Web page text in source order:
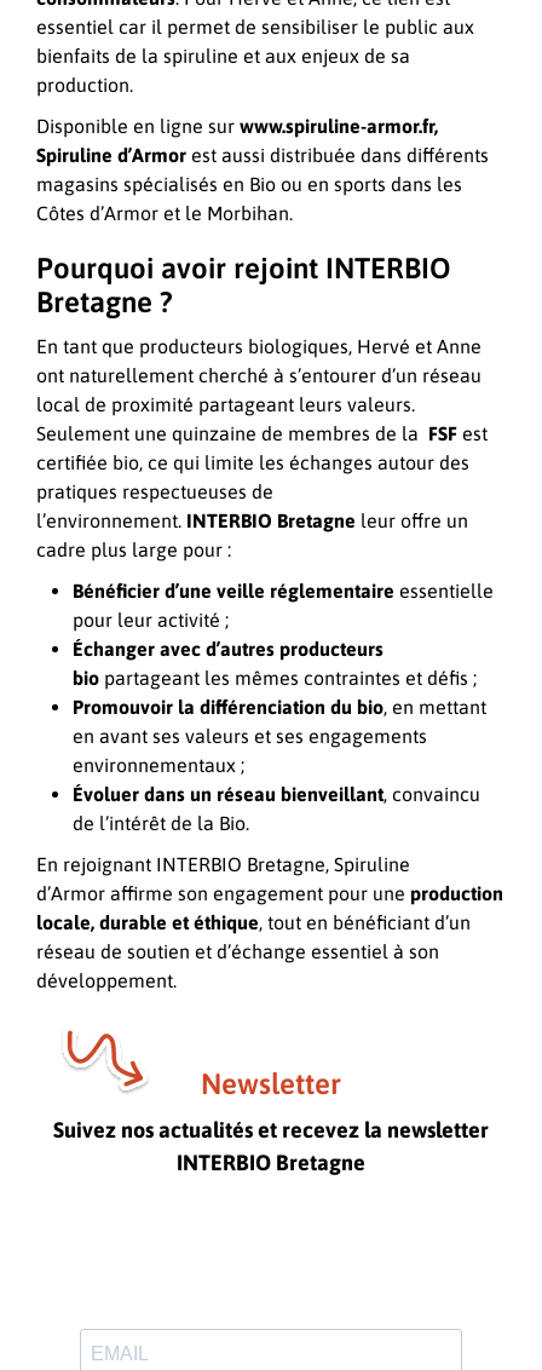
essentiel car il permet de sensibiliser le public aux
bienfaits de la spiruline et aux enjeux de sa
production.
Disponible en ligne sur www.spiruline-armor.fr,
Spiruline d’Armor est aussi distribuée dans différents
magasins spécialisés en Bio ou en sports dans les
Côtes d’Armor et le Morbihan.
Pourquoi avoir rejoint INTERBIO
Bretagne ?
En tant que producteurs biologiques, Hervé et Anne
ont naturellement cherché à s’entourer d’un réseau
local de proximité partageant leurs valeurs.
Seulement une quinzaine de membres de la FSF est
certifiée bio, ce qui limite les échanges autour des
pratiques respectueuses de
l’environnement. INTERBIO Bretagne leur offre un
cadre plus large pour :
Bénéficier d’une veille réglementaire essentielle
pour leur activité ;
Échanger avec d’autres producteurs
bio partageant les mêmes contraintes et défis ;
Promouvoir la différenciation du bio, en mettant
en avant ses valeurs et ses engagements
environnementaux ;
Évoluer dans un réseau bienveillant, convaincu
de l’intérêt de la Bio.
En rejoignant INTERBIO Bretagne, Spiruline
d’Armor affirme son engagement pour une production
locale, durable et éthique, tout en bénéficiant d’un
réseau de soutien et d’échange essentiel à son
développement.
Newsletter
Suivez nos actualités et recevez la newsletter
INTERBIO Bretagne